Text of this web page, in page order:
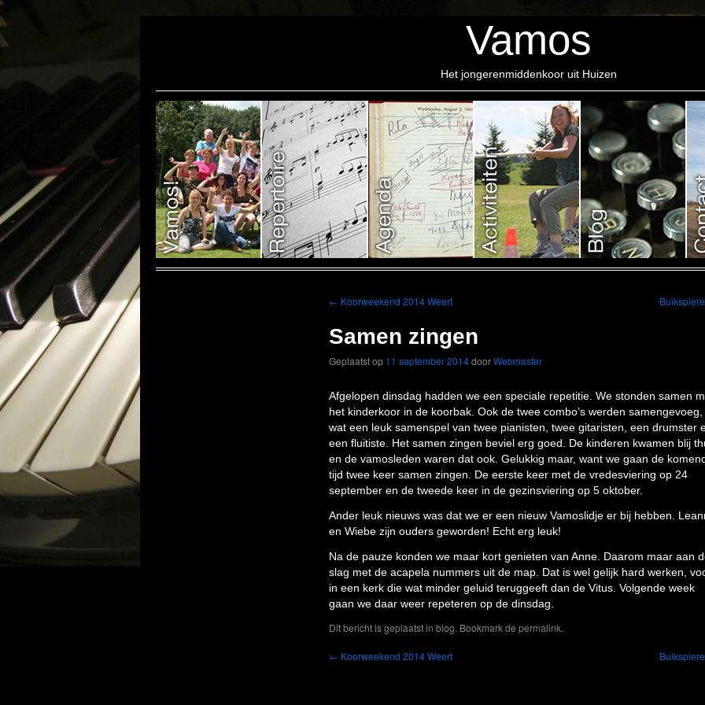
Vamos
Het jongerenmiddenkoor uit Huizen
← Koorweekend 2014 Weert
Samen zingen
Geplaatst op 11 september 2014doorWebmaster
Afgelopen dinsdag hadden we een speciale repetitie. We stonden samen
het kinderkoor in de koorbak. Ook de twee combo’s werden samengevoeg,
wat een leuk samenspel van twee pianisten, twee gitaristen, een drumster
een fluitiste. Het samen zingen beviel erg goed. De kinderen kwamen blij
en de vamosleden waren dat ook. Gelukkig maar, want we gaan de
tijd twee keer samen zingen. De eerste keer met de vredesviering op 24
september en de tweede keer in de gezinsviering op 5 oktober.
Ander leuk nieuws was dat we er een nieuw Vamoslidje er bij hebben.
en Wiebe zijn ouders geworden! Echt erg leuk!
Na de pauze konden we maar kort genieten van Anne. Daarom maar aan
slag met de acapela nummers uit de map. Dat is wel gelijk hard werken,
in een kerk die wat minder geluid teruggeeft dan de Vitus. Volgende week
gaan we daar weer repeteren op de dinsdag.
Dit bericht is geplaatst in blog. Bookmark de permalink.
← Koorweekend 2014 Weert